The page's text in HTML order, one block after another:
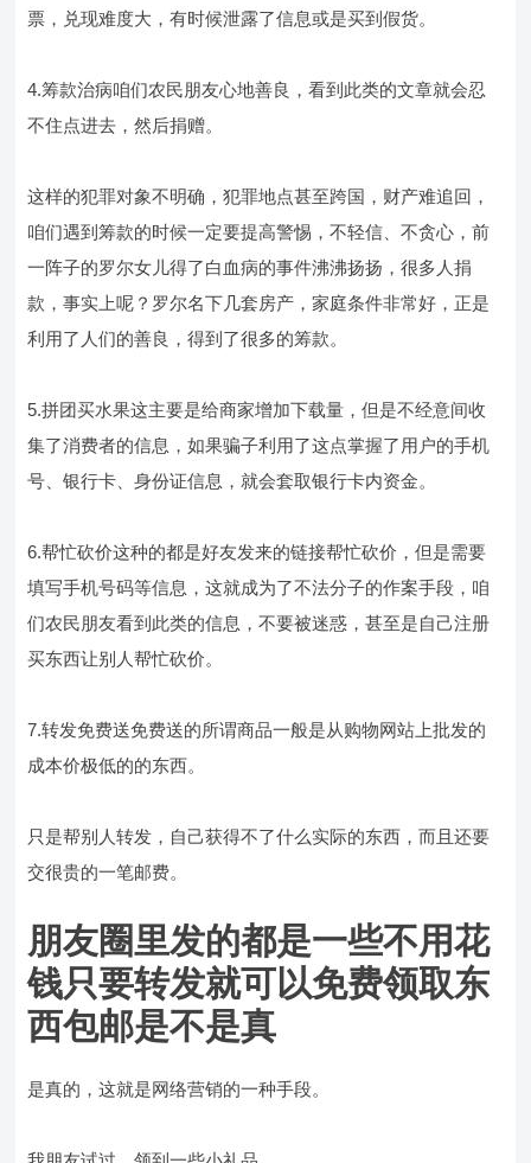
票，兑现难度大，有时候泄露了信息或是买到假货。
4.筹款治病咱们农民朋友心地善良，看到此类的文章就会忍
不住点进去，然后捐赠。
这样的犯罪对象不明确，犯罪地点甚至跨国，财产难追回，
咱们遇到筹款的时候一定要提高警惕，不轻信、不贪心，前
一阵子的罗尔女儿得了白血病的事件沸沸扬扬，很多人捐
款，事实上呢？罗尔名下几套房产，家庭条件非常好，正是
利用了人们的善良，得到了很多的筹款。
5.拼团买水果这主要是给商家增加下载量，但是不经意间收
集了消费者的信息，如果骗子利用了这点掌握了用户的手机
号、银行卡、身份证信息，就会套取银行卡内资金。
6.帮忙砍价这种的都是好友发来的链接帮忙砍价，但是需要
填写手机号码等信息，这就成为了不法分子的作案手段，咱
们农民朋友看到此类的信息，不要被迷惑，甚至是自己注册
买东西让别人帮忙砍价。
7.转发免费送免费送的所谓商品一般是从购物网站上批发的
成本价极低的的东西。
只是帮别人转发，自己获得不了什么实际的东西，而且还要
交很贵的一笔邮费。
朋友圈里发的都是一些不用花
钱只要转发就可以免费领取东
西包邮是不是真
是真的，这就是网络营销的一种手段。